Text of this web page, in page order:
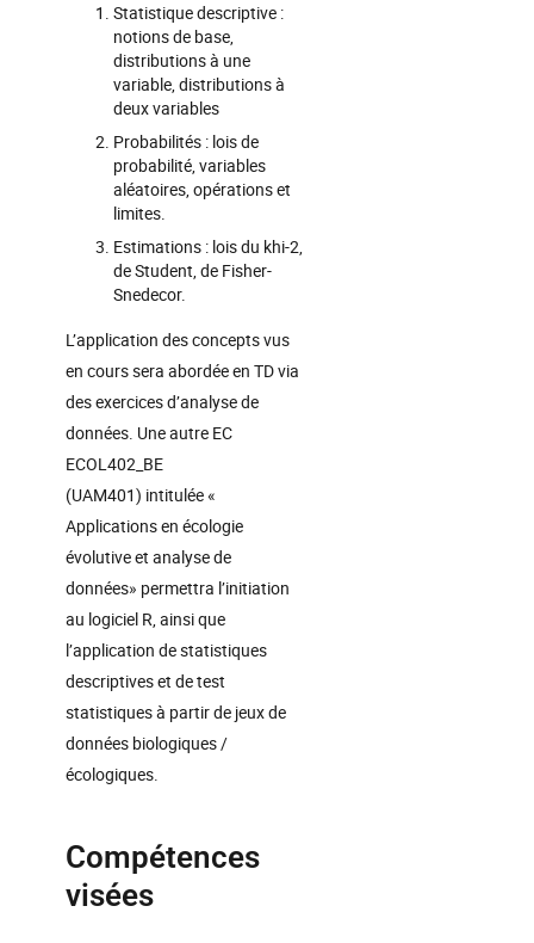
Statistique descriptive :
notions de base,
distributions à une
variable, distributions à
deux variables
Probabilités : lois de
probabilité, variables
aléatoires, opérations et
limites.
Estimations : lois du khi-2,
de Student, de Fisher-
Snedecor.
L’application des concepts vus
en cours sera abordée en TD via
des exercices d’analyse de
données. Une autre EC
ECOL402_BE
(UAM401) intitulée «
Applications en écologie
évolutive et analyse de
données» permettra l’initiation
au logiciel R, ainsi que
l’application de statistiques
descriptives et de test
statistiques à partir de jeux de
données biologiques /
écologiques.
Compétences
visées